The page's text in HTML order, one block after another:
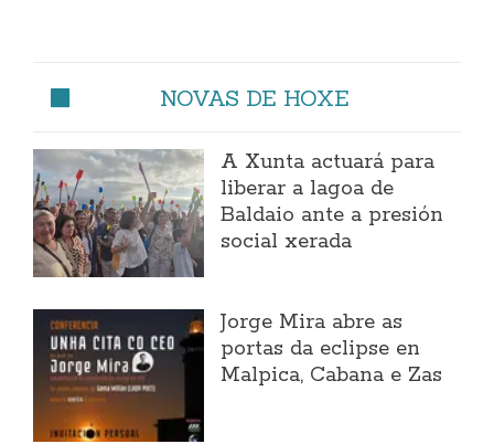
NOVAS DE HOXE
A Xunta actuará para
liberar a lagoa de
Baldaio ante a presión
social xerada
Jorge Mira abre as
portas da eclipse en
Malpica, Cabana e Zas